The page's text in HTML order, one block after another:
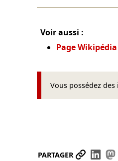
Voir aussi :
Page Wikipédia
Vous possédez
PARTAGER